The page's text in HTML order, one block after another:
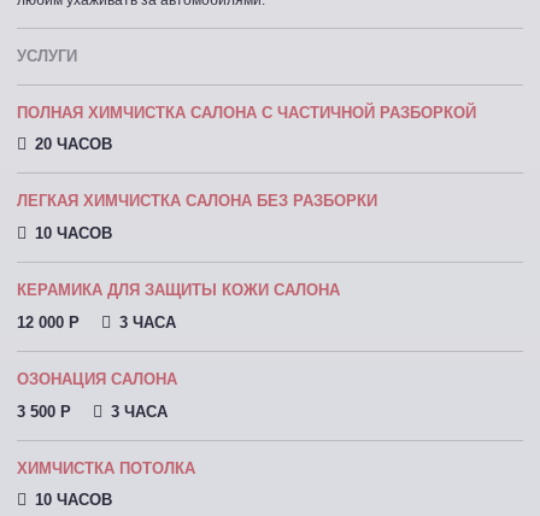
УСЛУГИ
ПОЛНАЯ ХИМЧИСТКА САЛОНА С ЧАСТИЧНОЙ РАЗБОРКОЙ
20 ЧАСОВ
ЛЕГКАЯ ХИМЧИСТКА САЛОНА БЕЗ РАЗБОРКИ
10 ЧАСОВ
КЕРАМИКА ДЛЯ ЗАЩИТЫ КОЖИ САЛОНА
12 000 P
3 ЧАСА
ОЗОНАЦИЯ САЛОНА
3 500 P
3 ЧАСА
ХИМЧИСТКА ПОТОЛКА
10 ЧАСОВ